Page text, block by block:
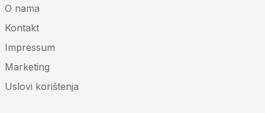
O nama
Kontakt
Impressum
Marketing
Uslovi korištenja